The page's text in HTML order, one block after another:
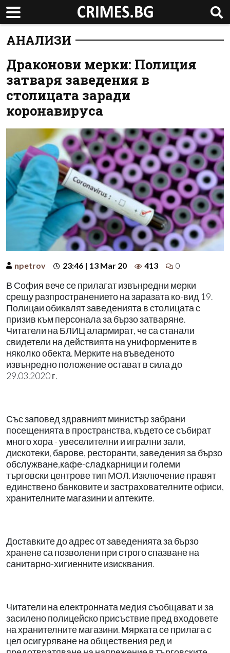
АНАЛИЗИ
Драконови мерки: Полиция
затваря заведения в
столицата заради
коронавируса
npetrov 23:46 | 13 Mar 20 413 0
В София вече се прилагат извънредни мерки
срещу разпространението на заразата ко-вид 19.
Полицаи обикалят заведенията в столицата с
призив към персонала за бързо затваряне.
Читатели на БЛИЦ алармират, че са станали
свидетели на действията на униформените в
няколко обекта. Мерките на въведеното
извънредно положение остават в сила до
29.03.2020 г.
Със заповед здравният министър забрани
посещенията в пространства, където се събират
много хора - увеселителни и игрални зали,
дискотеки, барове, ресторанти, заведения за бързо
обслужване,кафе-сладкарници и големи
търговски центрове тип МОЛ. Изключение правят
единствено банковите и застрахователните офиси,
хранителните магазини и аптеките.
Доставките до адрес от заведенията за бързо
хранене са позволени при строго спазване на
санитарно-хигиенните изисквания.
Читатели на електронната медия съобщават и за
засилено полицейско присъствие пред входовете
на хранителните магазини. Мярката се прилага с
цел осигуряване на обществения ред и